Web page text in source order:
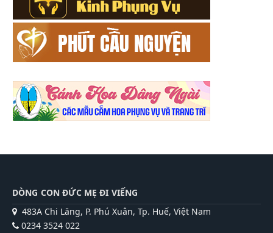
DÒNG CON ĐỨC MẸ ĐI VIẾNG
483A Chi Lăng, P. Phú Xuân, Tp. Huế, Việt Nam
0234 3524 022